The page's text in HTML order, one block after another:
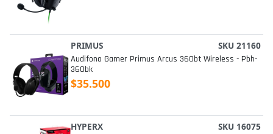
PRIMUS SKU 21160
Audifono Gamer Primus Arcus 360bt Wireless - Pbh-
360bk
$35.500
HYPERX SKU 16075